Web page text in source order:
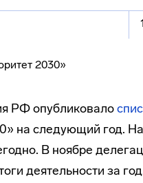
РФ опубликовало
на следующий год.
В ноябре
деятельности за